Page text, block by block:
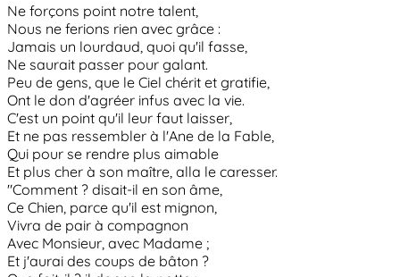
Ne forçons point notre talent,
Nous ne ferions rien avec grâce :
Jamais un lourdaud, quoi qu'il fasse,
Ne saurait passer pour galant.
Peu de gens, que le Ciel chérit et gratifie,
Ont le don d'agréer infus avec la vie.
C'est un point qu'il leur faut laisser,
Et ne pas ressembler à l'Ane de la Fable,
Qui pour se rendre plus aimable
Et plus cher à son maître, alla le caresser.
"Comment ? disait-il en son âme,
Ce Chien, parce qu'il est mignon,
Vivra de pair à compagnon
Avec Monsieur, avec Madame ;
Et j'aurai des coups de bâton ?